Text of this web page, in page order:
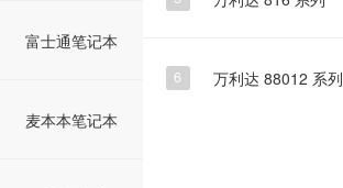
富士通笔记本
麦本本笔记本
6 万利达 88012 系列